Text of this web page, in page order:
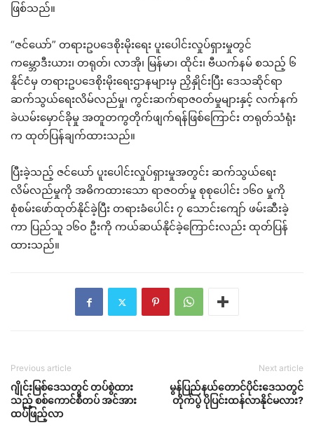
ဖြစ်သည်။
“ဇင်ယော်” တရားဥပဒေစိုးမိုးရေး ပူးပေါင်းလှုပ်ရှားမှုတွင်
ကမ္ဘောဒီးယား၊ တရုတ်၊ လာအို၊ မြန်မာ၊ ထိုင်း၊ ဗီယက်နမ် စသည့် ၆
နိုင်ငံမှ တရားဥပဒေစိုးမိုးရေးဌာနများမှ ညှိနှိုင်းပြီး ဒေသဆိုင်ရာ
ဆက်သွယ်ရေးလိမ်လည်မှု၊ ကွင်းဆက်ရာဇ၀တ်မှုများနှင့် လက်နက်
ခဲယမ်းမှောင်ခိုမှု အတူတကွတိုက်ဖျက်ရန်ဖြစ်ကြောင်း တရုတ်သံရုံး
က ထုတ်ပြန်ချက်ထားသည်။
ပြီးခဲ့သည့် ဇင်ယော် ပူးပေါင်းလှုပ်ရှားမှုအတွင်း ဆက်သွယ်ရေး
လိမ်လည်မှုကို အဓိကထားသော ရာဇဝတ်မှု စုစုပေါင်း ၁၆၀ မှုကို
စုံစမ်းဖော်ထုတ်နိုင်ခဲ့ပြီး တရားခံပေါင်း ၇ သောင်းကျော် ဖမ်းဆီးခဲ့
ကာ ပြည်သူ ၁၆၀ ဦးကို ကယ်ဆယ်နိုင်ခဲ့ကြောင်းလည်း ထုတ်ပြန်
ထားသည်။
Previous article
ဂျိုင်းမြစ်ဒေသတွင် တပ်စွဲထား
သည့် စစ်ကောင်စီတပ် အင်အား
ထပ်ဖြည့်လာ
Next article
မွန်ပြည်နယ်တောင်ပိုင်းဒေသတွင်
တိုက်ပွဲ ပိုပြင်းထန်လာနိုင်မလား?